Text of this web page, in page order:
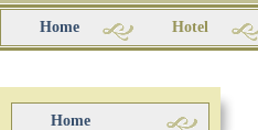
Home Hotel
Home